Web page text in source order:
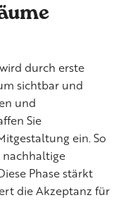
durch erste
sichtbar und
und
Sie
ein. So
nachhaltige
Phase stärkt
die Akzeptanz für